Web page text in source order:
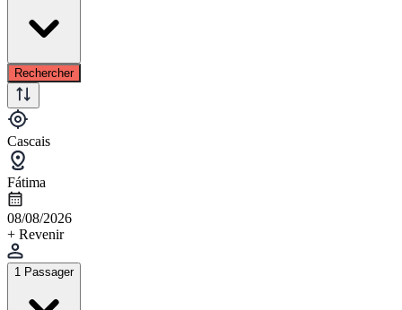
Rechercher
Cascais
Fátima
08/08/2026
+ Revenir
1 Passager